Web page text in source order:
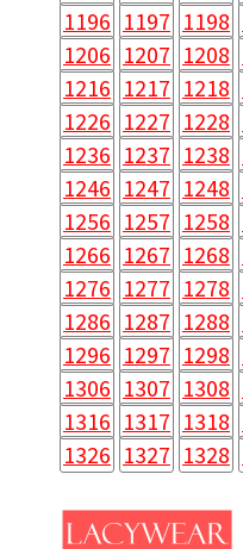
1196 1197 1198
1206 1207 1208
1216 1217 1218
1226 1227 1228
1236 1237 1238
1246 1247 1248
1256 1257 1258
1266 1267 1268
1276 1277 1278
1286 1287 1288
1296 1297 1298
1306 1307 1308
1316 1317 1318
1326 1327 1328